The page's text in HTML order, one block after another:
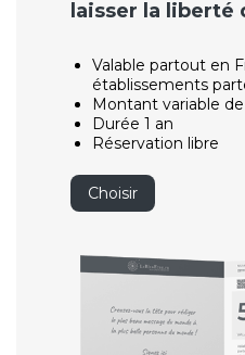
laisser la liberté
Valable partout en
établissements
Montant variable
Durée 1 an
Réservation libre
Choisir